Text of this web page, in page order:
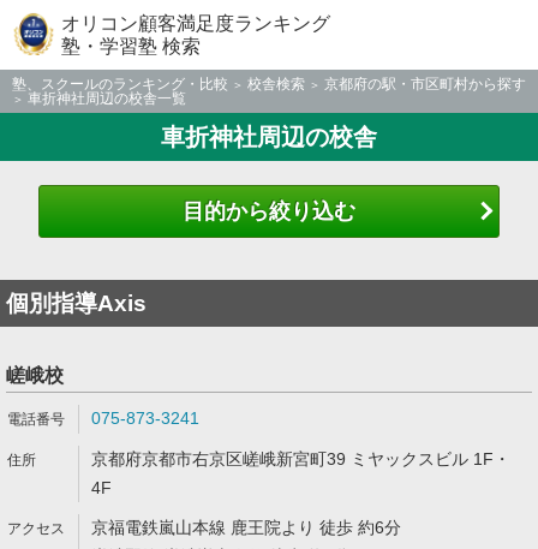
オリコン顧客満足度ランキング
塾・学習塾 検索
塾、スクールのランキング・比較 校舎検索
京都府の駅・市区町村から探す
車折神社周辺の校舎一覧
車折神社周辺の校舎
目的から絞り込む
個別指導Axis
嵯峨校
075-873-3241
京都府京都市右京区嵯峨新宮町39 ミヤックスビル 1F・
4F
京福電鉄嵐山本線 鹿王院より 徒歩 約6分